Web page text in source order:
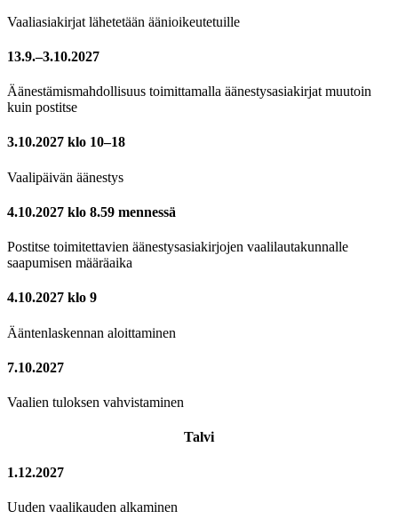
Vaaliasiakirjat lähetetään äänioikeutetuille
13.9.–3.10.2027
Äänestämismahdollisuus toimittamalla äänestysasiakirjat muutoin
kuin postitse
3.10.2027 klo 10–18
Vaalipäivän äänestys
4.10.2027 klo 8.59 mennessä
Postitse toimitettavien äänestysasiakirjojen vaalilautakunnalle
saapumisen määräaika
4.10.2027 klo 9
Ääntenlaskennan aloittaminen
7.10.2027
Vaalien tuloksen vahvistaminen
Talvi
1.12.2027
Uuden vaalikauden alkaminen